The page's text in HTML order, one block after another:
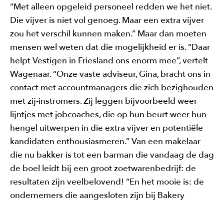
“Met alleen opgeleid personeel redden we het niet.
Die vijver is niet vol genoeg. Maar een extra vijver
zou het verschil kunnen maken.” Maar dan moeten
mensen wel weten dat die mogelijkheid er is. “Daar
helpt Vestigen in Friesland ons enorm mee”, vertelt
Wagenaar. “Onze vaste adviseur, Gina, bracht ons in
contact met accountmanagers die zich bezighouden
met zij-instromers. Zij leggen bijvoorbeeld weer
lijntjes met jobcoaches, die op hun beurt weer hun
hengel uitwerpen in die extra vijver en potentiële
kandidaten enthousiasmeren.” Van een makelaar
die nu bakker is tot een barman die vandaag de dag
de boel leidt bij een groot zoetwarenbedrijf: de
resultaten zijn veelbelovend! “En het mooie is: de
ondernemers die aangesloten zijn bij Bakery